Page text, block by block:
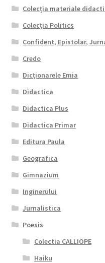
Colecția materiale
Colecția Politics
Confident, Epistolar,
Credo
Dicționarele Emia
Didactica
Didactica Plus
Didactica Primar
Editura Paula
Geografica
Gimnazium
Inginerului
Jurnalistica
Poesis
Colectia CALLIOPE
Haiku